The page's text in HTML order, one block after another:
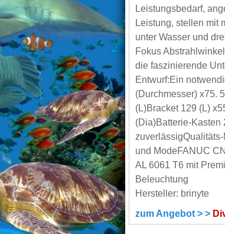
Leistungsbedarf,
Leistung, stellen mit
unter Wasser und
Fokus
die faszinierende
Entwurf:Ein
(Durchmesser) x75.
(L)Bracket 129 (L)
(Dia)Batterie-Kasten
und ModeFANUC
AL 6061 T6 mit
Beleuchtung
Hersteller: brinyte
zum Angebot > >